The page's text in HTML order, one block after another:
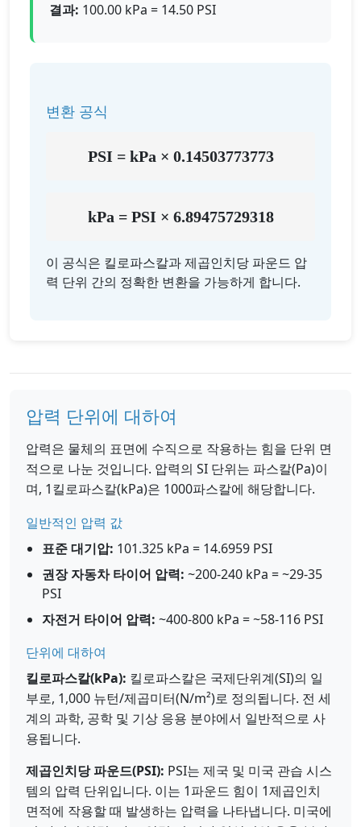
결과: 100.00 kPa = 14.50 PSI
변환 공식
PSI = kPa × 0.14503773773
kPa = PSI × 6.89475729318
이 공식은 킬로파스칼과 제곱인치당 파운드 압
력 단위 간의 정확한 변환을 가능하게 합니다.
압력 단위에 대하여
압력은 물체의 표면에 수직으로 작용하는 힘을 단위 면
적으로 나눈 것입니다. 압력의 SI 단위는 파스칼(Pa)이
며, 1킬로파스칼(kPa)은 1000파스칼에 해당합니다.
일반적인 압력 값
표준 대기압: 101.325 kPa = 14.6959 PSI
권장 자동차 타이어 압력: ~200-240 kPa = ~29-35
PSI
자전거 타이어 압력: ~400-800 kPa = ~58-116 PSI
단위에 대하여
킬로파스칼(kPa): 킬로파스칼은 국제단위계(SI)의 일
부로, 1,000 뉴턴/제곱미터(N/m²)로 정의됩니다. 전 세
계의 과학, 공학 및 기상 응용 분야에서 일반적으로 사
용됩니다.
제곱인치당 파운드(PSI): PSI는 제국 및 미국 관습 시스
템의 압력 단위입니다. 이는 1파운드 힘이 1제곱인치
면적에 작용할 때 발생하는 압력을 나타냅니다. 미국에